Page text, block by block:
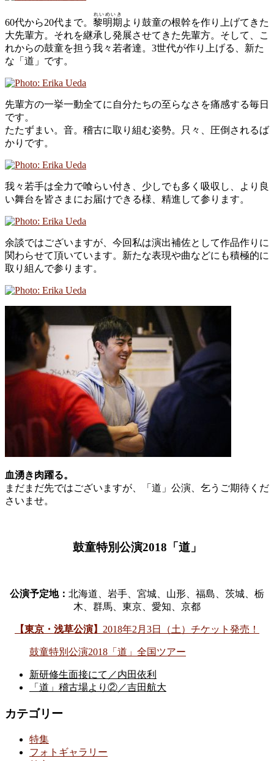
60代から20代まで。 黎明期
れいめいき
より鼓童の根幹を作り上げてきた
大先輩方。それを継承し発展させてきた先輩方。そして、こ
れからの鼓童を担う我々若者達。3世代が作り上げる、新た
な「道」です。
先輩方の一挙一動全てに自分たちの至らなさを痛感する毎日
です。
たたずまい。音。稽古に取り組む姿勢。只々、圧倒されるば
かりです。
我々若手は全力で喰らい付き、少しでも多く吸収し、より良
い舞台を皆さまにお届けできる様、精進して参ります。
余談ではございますが、今回私は演出補佐として作品作りに
関わらせて頂いています。新たな表現や曲などにも積極的に
取り組んで参ります。
血湧き肉躍る。
まだまだ先ではございますが、「道」公演、乞うご期待くだ
さいませ。
鼓童特別公演2018「道」
公演予定地： 北海道、岩手、宮城、山形、福島、茨城、栃
木、群馬、東京、愛知、京都
【東京・浅草公演】 2018年2月3日（土）チケット発売！
鼓童特別公演2018「道」全国ツアー
新研修生面接にて／内田依利
「道」稽古場より②／吉田航大
カテゴリー
特集
フォトギャラリー